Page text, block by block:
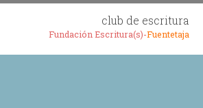
club de escritura
Fundación Escritura(s)-Fuentetaja